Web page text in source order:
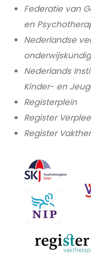
Federatie van
en
Nederlandse
Nederlands
Kinder- en
Registerplein
Register
Register